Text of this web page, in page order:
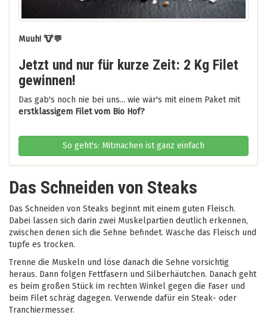
Muuh! 🐮💬
Jetzt und nur für kurze Zeit: 2 Kg Filet
gewinnen!
Das gab's noch nie bei uns... wie wär's mit einem Paket mit
erstklassigem Filet vom Bio Hof?
So geht's: Mitmachen ist ganz einfach
Das Schneiden von Steaks
Das Schneiden von Steaks beginnt mit einem guten Fleisch.
Dabei lassen sich darin zwei Muskelpartien deutlich erkennen,
zwischen denen sich die Sehne befindet. Wasche das Fleisch und
tupfe es trocken.
Trenne die Muskeln und löse danach die Sehne vorsichtig
heraus. Dann folgen Fettfasern und Silberhäutchen. Danach geht
es beim großen Stück im rechten Winkel gegen die Faser und
beim Filet schräg dagegen. Verwende dafür ein Steak- oder
Tranchiermesser.